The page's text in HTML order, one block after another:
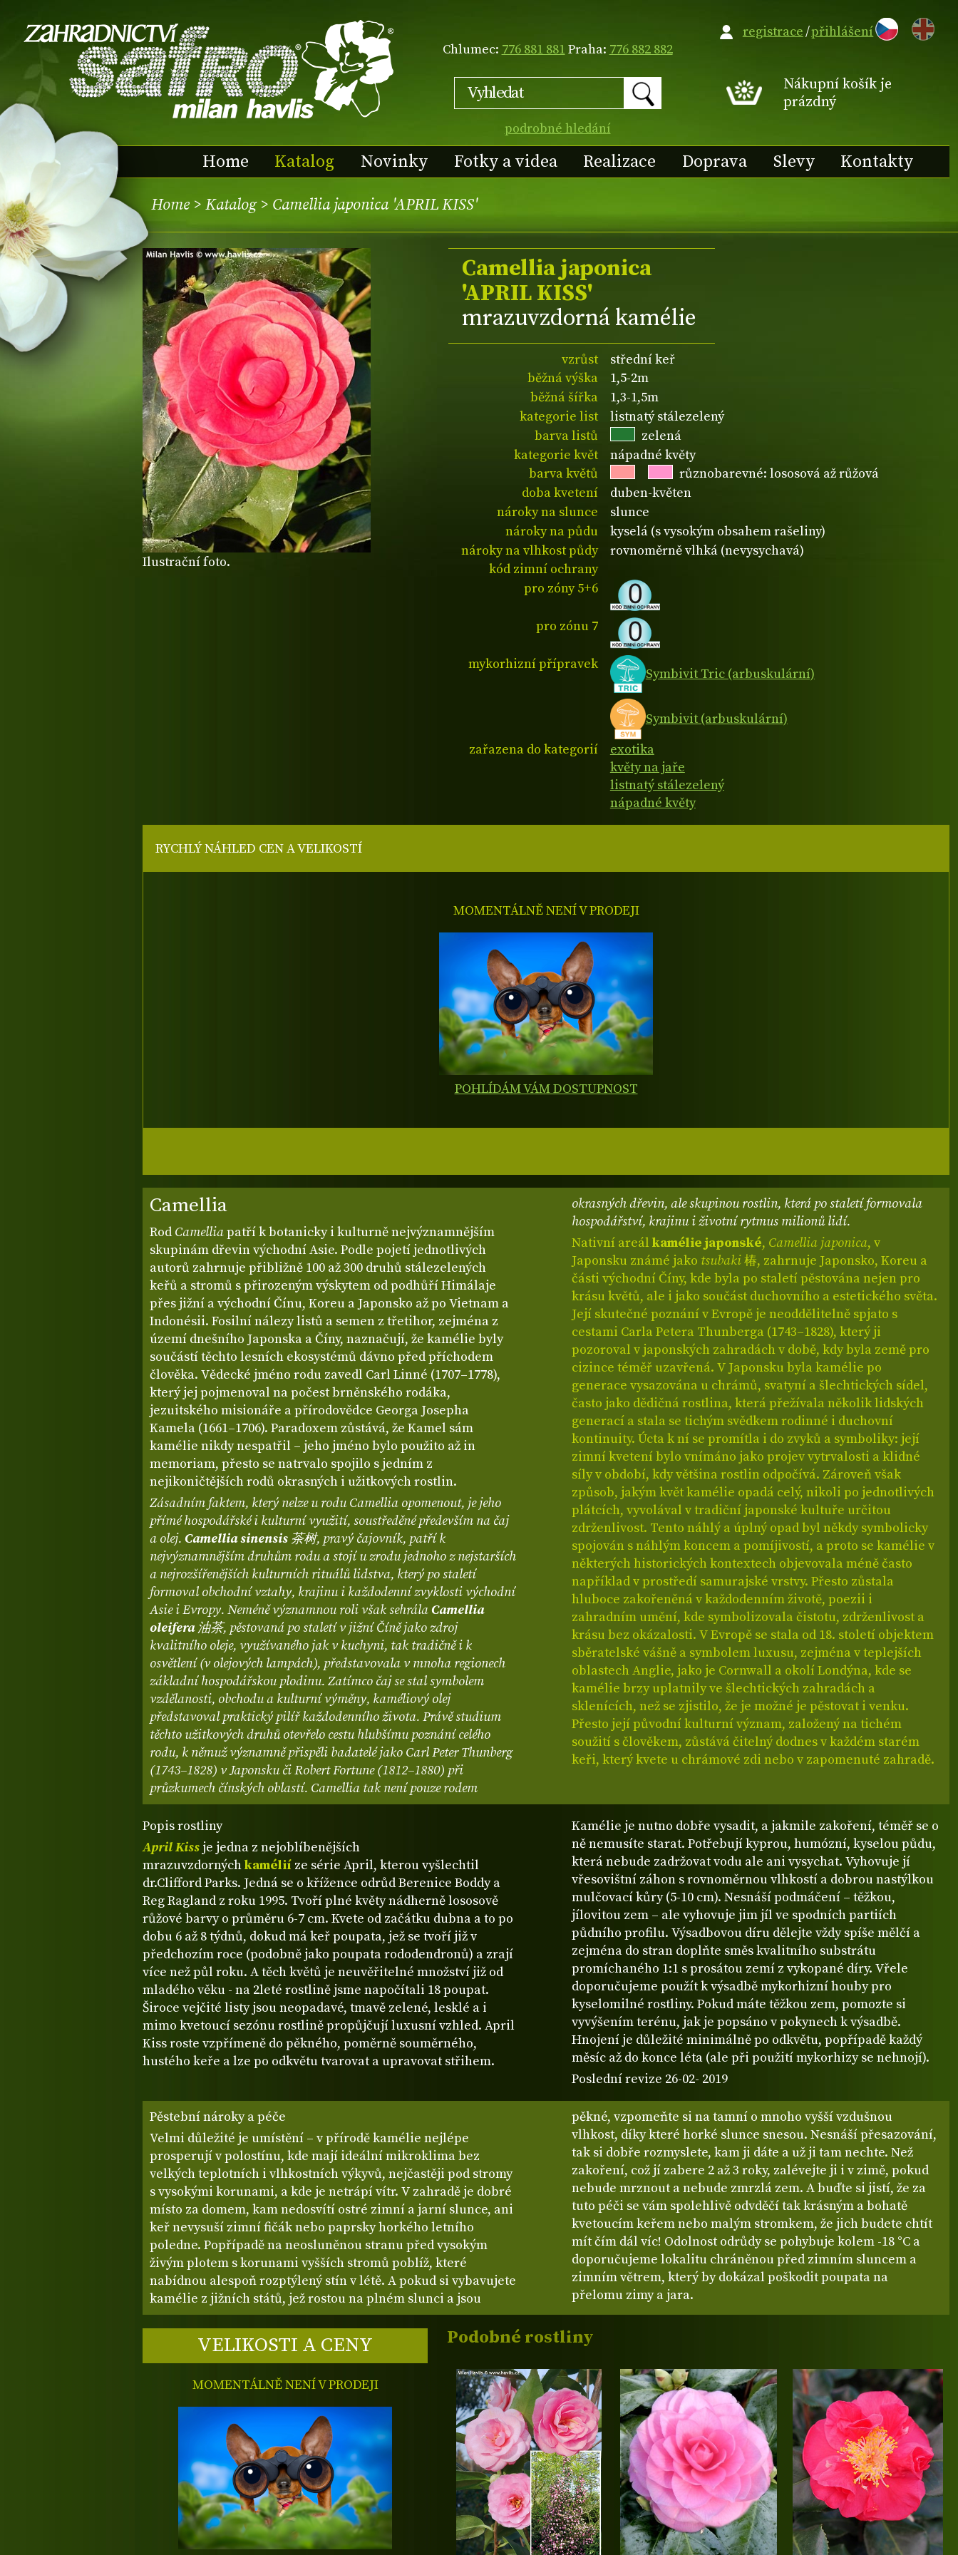
Chlumec: 776 881 881Praha: 776 882 882
podrobné hledání
EN
Nákupní košík je
prázdný
Home Katalog Novinky Fotky a videa Realizace Doprava Slevy Kontakty
registrace/přihlášení
Home > Katalog> Camellia japonica 'APRIL KISS'
Ilustrační foto.
Camellia japonica
'APRIL KISS'
mrazuvzdorná kamélie
vzrůst
střední keř
běžná výška
1,5-2m
běžná šířka
1,3-1,5m
kategorie list
listnatý stálezelený
barva listů
zelená
kategorie květ
nápadné květy
barva květů
různobarevné: lososová až růžová
doba kvetení
duben-květen
nároky na slunce
slunce
nároky na půdu
kyselá (s vysokým obsahem rašeliny)
nároky na vlhkost půdy
rovnoměrně vlhká (nevysychavá)
kód zimní ochrany
pro zóny 5+6
pro zónu 7
mykorhizní přípravek
Symbivit Tric (arbuskulární)
Symbivit (arbuskulární)
zařazena do kategorií
exotika
květy na jaře
listnatý stálezelený
nápadné květy
Camellia
RodCamelliapatří k botanicky i kulturně nejvýznamnějším
skupinám dřevin východní Asie. Podle pojetí jednotlivých
autorů zahrnuje přibližně 100 až 300 druhů stálezelených
keřů a stromů s přirozeným výskytem od podhůří Himálaje
přes jižní a východní Čínu, Koreu a Japonsko až po Vietnam a
Indonésii. Fosilní nálezy listů a semen z třetihor, zejména z
území dnešního Japonska a Číny, naznačují, že kamélie byly
součástí těchto lesních ekosystémů dávno před příchodem
člověka. Vědecké jméno rodu zavedl Carl Linné (1707–1778),
který jej pojmenoval na počest brněnského rodáka,
jezuitského misionáře a přírodovědce Georga Josepha
Kamela (1661–1706). Paradoxem zůstává, že Kamel sám
kamélie nikdy nespatřil – jeho jméno bylo použito až in
memoriam, přesto se natrvalo spojilo s jedním z
nejikoničtějších rodů okrasných i užitkových rostlin.
Zásadním faktem, který nelze u rodu Camellia opomenout, je jeho
přímé hospodářské i kulturní využití, soustředěné především na čaj
a olej. Camellia sinensis 茶树, pravý čajovník, patří k
nejvýznamnějším druhům rodu a stojí u zrodu jednoho z nejstarších
a nejrozšířenějších kulturních rituálů lidstva, který po staletí
formoval obchodní vztahy, krajinu i každodenní zvyklosti východní
Asie i Evropy. Neméně významnou roli však sehrálaCamellia
oleifera油茶, pěstovaná po staletí v jižní Číně jako zdroj
kvalitního oleje, využívaného jak v kuchyni, tak tradičně i k
osvětlení (v olejových lampách), představovala v mnoha regionech
základní hospodářskou plodinu. Zatímco čaj se stal symbolem
vzdělanosti, obchodu a kulturní výměny, kaméliový olej
představoval praktický pilíř každodenního života. Právě studium
těchto užitkových druhů otevřelo cestu hlubšímu poznání celého
rodu, k němuž významně přispěli badatelé jako Carl Peter Thunberg
(1743–1828) v Japonsku či Robert Fortune (1812–1880) při
průzkumech čínských oblastí. Camellia tak není pouze rodem
okrasných dřevin, ale skupinou rostlin, která po staletí formovala
hospodářství, krajinu i životní rytmus milionů lidí.
Nativní areálkamélie japonské, Camellia japonica, v
Japonsku známé jako tsubaki椿, zahrnuje Japonsko, Koreu a
části východní Číny, kde byla po staletí pěstována nejen pro
krásu květů, ale i jako součást duchovního a estetického světa.
Její skutečné poznání v Evropě je neoddělitelně spjato s
cestami Carla Petera Thunberga (1743–1828), který ji
pozoroval v japonských zahradách v době, kdy byla země pro
cizince téměř uzavřená. V Japonsku byla kamélie po
generace vysazována u chrámů, svatyní a šlechtických sídel,
často jako dědičná rostlina, která přežívala několik lidských
generací a stala se tichým svědkem rodinné i duchovní
kontinuity. Úcta k ní se promítla i do zvyků a symboliky: její
zimní kvetení bylo vnímáno jako projev vytrvalosti a klidné
síly v období, kdy většina rostlin odpočívá. Zároveň však
způsob, jakým květ kamélie opadá celý, nikoli po jednotlivých
plátcích, vyvolával v tradiční japonské kultuře určitou
zdrženlivost. Tento náhlý a úplný opad byl někdy symbolicky
spojován s náhlým koncem a pomíjivostí, a proto se kamélie v
některých historických kontextech objevovala méně často
například v prostředí samurajské vrstvy. Přesto zůstala
hluboce zakořeněná v každodenním životě, poezii i
zahradním umění, kde symbolizovala čistotu, zdrženlivost a
krásu bez okázalosti. V Evropě se stala od 18. století objektem
sběratelské vášně a symbolem luxusu, zejména v teplejších
oblastech Anglie, jako je Cornwall a okolí Londýna, kde se
kamélie brzy uplatnily ve šlechtických zahradách a
sklenících, než se zjistilo, že je možné je pěstovat i venku.
Přesto její původní kulturní význam, založený na tichém
soužití s člověkem, zůstává čitelný dodnes v každém starém
keři, který kvete u chrámové zdi nebo v zapomenuté zahradě.
Popis rostliny
April Kiss je jedna z nejoblíbenějších
mrazuvzdornýchkamélií ze série April, kterou vyšlechtil
dr.Clifford Parks. Jedná se o křížence odrůd Berenice Boddy a
Reg Ragland z roku 1995. Tvoří plné květy nádherně lososově
růžové barvy o průměru 6-7 cm. Kvete od začátku dubna a to po
dobu 6 až 8 týdnů, dokud má keř poupata, jež se tvoří již v
předchozím roce (podobně jako poupata rododendronů) a zrají
více než půl roku. A těch květů je neuvěřitelné množství již od
mladého věku - na 2leté rostlině jsme napočítali 18 poupat.
Široce vejčité listy jsou neopadavé, tmavě zelené, lesklé a i
mimo kvetoucí sezónu rostlině propůjčují luxusní vzhled. April
Kiss roste vzpřímeně do pěkného, poměrně souměrného,
hustého keře a lze po odkvětu tvarovat a upravovat střihem.
Kamélie je nutno dobře vysadit, a jakmile zakoření, téměř se o
ně nemusíte starat. Potřebují kyprou, humózní, kyselou půdu,
která nebude zadržovat vodu ale ani vysychat. Vyhovuje jí
vřesovištní záhon s rovnoměrnou vlhkostí a dobrou nastýlkou
mulčovací kůry (5-10 cm). Nesnáší podmáčení – těžkou,
jílovitou zem – ale vyhovuje jim jíl ve spodních partiích
půdního profilu. Výsadbovou díru dělejte vždy spíše mělčí a
zejména do stran doplňte směs kvalitního substrátu
promíchaného 1:1 s prosátou zemí z vykopané díry. Vřele
doporučujeme použít k výsadbě mykorhizní houby pro
kyselomilné rostliny. Pokud máte těžkou zem, pomozte si
vyvýšením terénu, jak je popsáno v pokynech k výsadbě.
Hnojení je důležité minimálně po odkvětu, popřípadě každý
měsíc až do konce léta (ale při použití mykorhizy se nehnojí).
Poslední revize 26-02- 2019
Pěstební nároky a péče
Velmi důležité je umístění – v přírodě kamélie nejlépe
prosperují v polostínu, kde mají ideální mikroklima bez
velkých teplotních i vlhkostních výkyvů, nejčastěji pod stromy
s vysokými korunami, a kde je netrápí vítr. V zahradě je dobré
místo za domem, kam nedosvítí ostré zimní a jarní slunce, ani
keř nevysuší zimní fičák nebo paprsky horkého letního
poledne. Popřípadě na neosluněnou stranu před vysokým
živým plotem s korunami vyšších stromů poblíž, které
nabídnou alespoň rozptýlený stín v létě. A pokud si vybavujete
kamélie z jižních států, jež rostou na plném slunci a jsou
pěkné, vzpomeňte si na tamní o mnoho vyšší vzdušnou
vlhkost, díky které horké slunce snesou. Nesnáší přesazování,
tak si dobře rozmyslete, kam ji dáte a už ji tam nechte. Než
zakoření, což jí zabere 2 až 3 roky, zalévejte ji i v zimě, pokud
nebude mrznout a nebude zmrzlá zem. A buďte si jistí, že za
tuto péči se vám spolehlivě odvděčí tak krásným a bohatě
kvetoucím keřem nebo malým stromkem, že jich budete chtít
mít čím dál víc! Odolnost odrůdy se pohybuje kolem -18 °C a
doporučujeme lokalitu chráněnou před zimním sluncem a
zimním větrem, který by dokázal poškodit poupata na
přelomu zimy a jara.
VELIKOSTI A CENY
MOMENTÁLNĚ NENÍ V PRODEJI
RYCHLÝ NÁHLED CEN A VELIKOSTÍ
MOMENTÁLNĚ NENÍ V PRODEJI
POHLÍDÁM VÁM DOSTUPNOST
Podobné rostliny